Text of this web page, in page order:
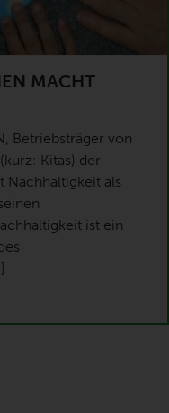
MACHT
Betriebsträger von
Kitas) der
Nachhaltigkeit als
ist ein